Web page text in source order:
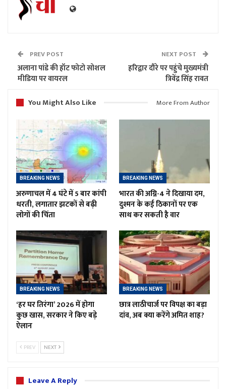
PREV POST
अलाना पांडे की हॉट फोटो सोशल
मीडिया पर वायरल
NEXT POST
हरिद्वार दौरे पर पहुंचे मुख्यमंत्री
त्रिवेंद्र सिंह रावत
You Might Also Like
More From Author
BREAKING NEWS
अरुणाचल में 4 घंटे में 5 बार कांपी
धरती, लगातार झटकों से बढ़ी
लोगों की चिंता
BREAKING NEWS
भारत की अग्नि-4 ने दिखाया दम,
दुश्मन के कई ठिकानों पर एक
साथ कर सकती है वार
BREAKING NEWS
‘हर घर तिरंगा’ 2026 में होगा
कुछ खास, सरकार ने किए बड़े
ऐलान
BREAKING NEWS
छात्र लाठीचार्ज पर विपक्ष का बड़ा
दांव, अब क्या करेंगे अमित शाह?
PREV NEXT
Leave A Reply